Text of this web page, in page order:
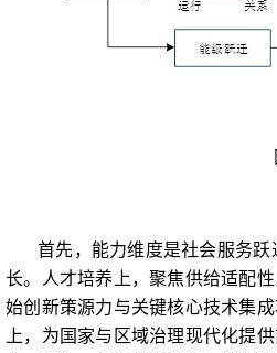
首先，能力维度是社会服务
长。人才培养上，聚焦供给适配
始创新策源力与关键核心技术集
上，为国家与区域治理现代化提